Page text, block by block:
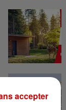
accepter